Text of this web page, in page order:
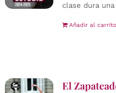
clase dura
Añadir al carrito
El